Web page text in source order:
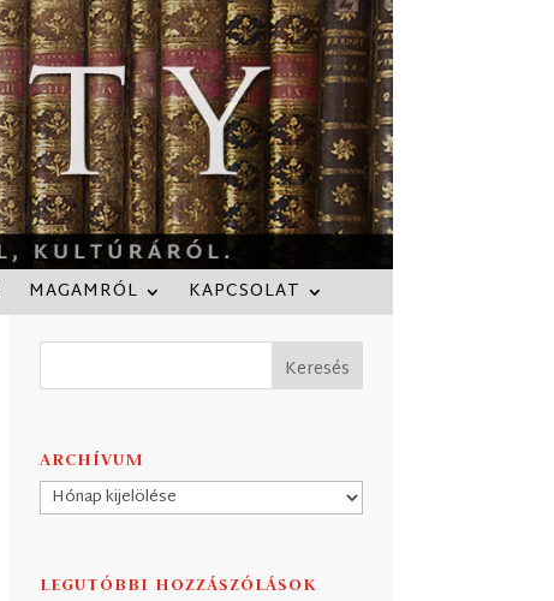
MAGAMRÓL KAPCSOLAT
ARCHÍVUM
Archívum
LEGUTÓBBI HOZZÁSZÓLÁSOK